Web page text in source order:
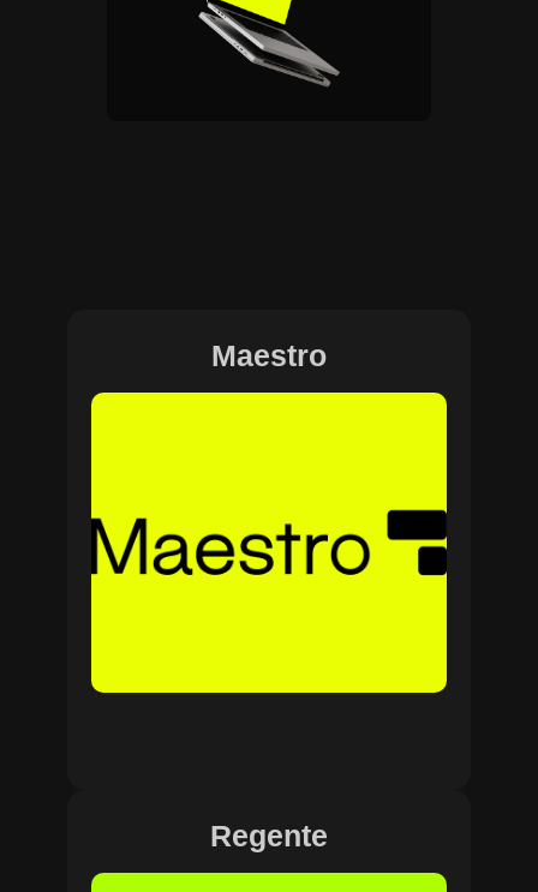
Maestro
Regente